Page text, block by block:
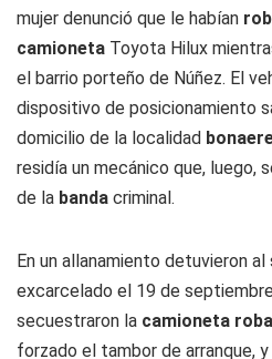
mujer denunció que le habían
camioneta Toyota Hilux
el barrio porteño de Núñez. El
dispositivo de posicionamiento
domicilio de la localidad
residía un mecánico que, luego,
de la banda criminal.
En un allanamiento detuvieron
excarcelado el 19 de
secuestraron la camioneta
forzado el tambor de arranque,